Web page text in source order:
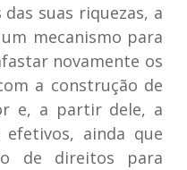
suas riquezas, a
mecanismo para
novamente os
a construção de
e, a partir dele, a
efetivos, ainda que
de direitos para